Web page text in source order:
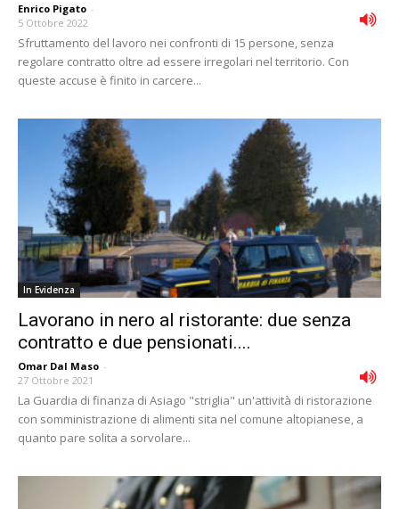
Enrico Pigato -
5 Ottobre 2022
Sfruttamento del lavoro nei confronti di 15 persone, senza
regolare contratto oltre ad essere irregolari nel territorio. Con
queste accuse è finito in carcere...
In Evidenza
Lavorano in nero al ristorante: due senza
contratto e due pensionati....
Omar Dal Maso -
27 Ottobre 2021
La Guardia di finanza di Asiago "striglia" un'attività di ristorazione
con somministrazione di alimenti sita nel comune altopianese, a
quanto pare solita a sorvolare...